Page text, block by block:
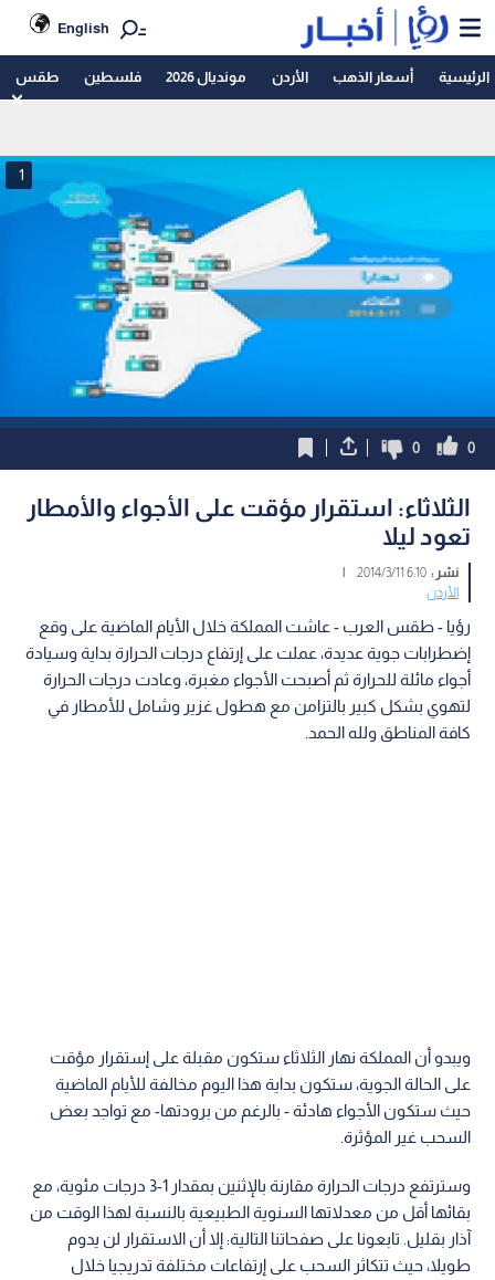
English
الرئيسية أسعار الذهب الأردن مونديال 2026 فلسطين طقس
1
0
0
الثلاثاء: استقرار مؤقت على الأجواء والأمطار
تعود ليلا
نشر :6:10 2014/3/11
|
الأردن
رؤيا - طقس العرب - عاشت المملكة خلال الأيام الماضية على وقع
إضطرابات جوية عديدة، عملت على إرتفاع درجات الحرارة بداية وسيادة
أجواء مائلة للحرارة ثم أصبحت الأجواء مغبرة، وعادت درجات الحرارة
لتهوي بشكل كبير بالتزامن مع هطول غزير وشامل للأمطار في
كافة المناطق ولله الحمد.
ويبدو أن المملكة نهار الثلاثاء ستكون مقبلة على إستقرار مؤقت
على الحالة الجوية، ستكون بداية هذا اليوم مخالفة للأيام الماضية
حيث ستكون الأجواء هادئة - بالرغم من برودتها- مع تواجد بعض
السحب غير المؤثرة.
وسترتفع درجات الحرارة مقارنة بالإثنين بمقدار 1-3 درجات مئوية، مع
بقائها أقل من معدلاتها السنوية الطبيعية بالنسبة لهذا الوقت من
آذار بقليل. تابعونا على صفحاتنا التالية: إلا أن الاستقرار لن يدوم
طويلا، حيث تتكاثر السحب على إرتفاعات مختلفة تدريجيا خلال